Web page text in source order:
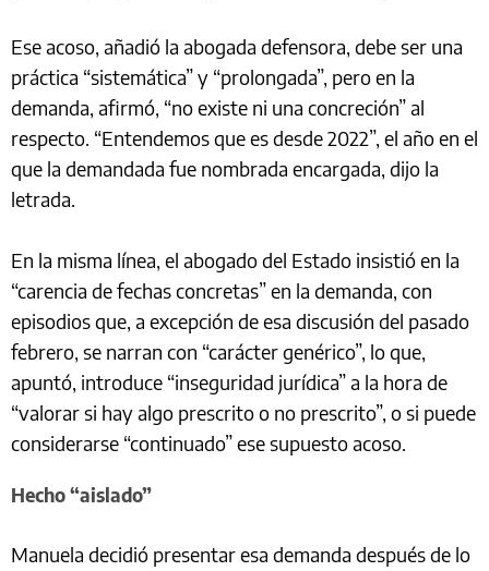
Ese acoso, añadió la abogada defensora, debe ser una
práctica “sistemática” y “prolongada”, pero en la
demanda, afirmó, “no existe ni una concreción” al
respecto. “Entendemos que es desde 2022”, el año en el
que la demandada fue nombrada encargada, dijo la
letrada.
En la misma línea, el abogado del Estado insistió en la
“carencia de fechas concretas” en la demanda, con
episodios que, a excepción de esa discusión del pasado
febrero, se narran con “carácter genérico”, lo que,
apuntó, introduce “inseguridad jurídica” a la hora de
“valorar si hay algo prescrito o no prescrito”, o si puede
considerarse “continuado” ese supuesto acoso.
Hecho “aislado”
Manuela decidió presentar esa demanda después de lo